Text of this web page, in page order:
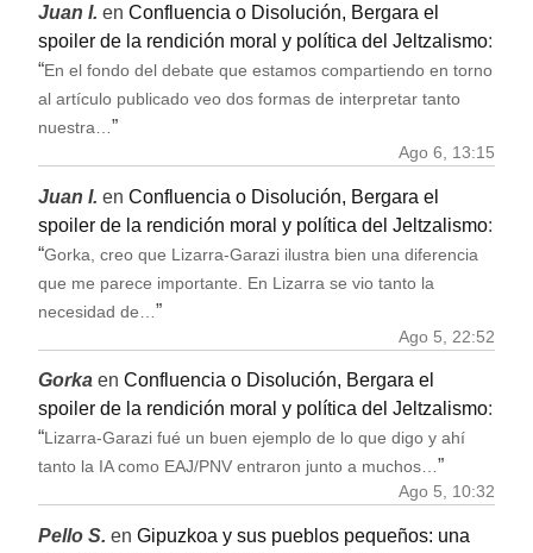
Juan I. en Confluencia o Disolución, Bergara el
spoiler de la rendición moral y política del Jeltzalismo:
“En el fondo del debate que estamos compartiendo en torno
al artículo publicado veo dos formas de interpretar tanto
nuestra… ”
Ago 6, 13:15
Juan I. en Confluencia o Disolución, Bergara el
spoiler de la rendición moral y política del Jeltzalismo:
“Gorka, creo que Lizarra-Garazi ilustra bien una diferencia
que me parece importante. En Lizarra se vio tanto la
necesidad de… ”
Ago 5, 22:52
Gorka en Confluencia o Disolución, Bergara el
spoiler de la rendición moral y política del Jeltzalismo:
“Lizarra-Garazi fué un buen ejemplo de lo que digo y ahí
tanto la IA como EAJ/PNV entraron junto a muchos…”
Ago 5, 10:32
Pello S. en Gipuzkoa y sus pueblos pequeños: una